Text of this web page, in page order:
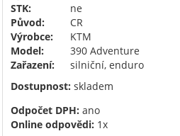
STK:
ne
Původ:
CR
Výrobce:
KTM
Model:
390 Adventure
Zařazení:
silniční, enduro
Dostupnost: skladem
Odpočet DPH: ano
Online odpovědi: 1x